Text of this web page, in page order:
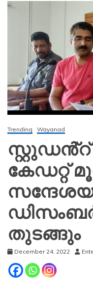
Trending Wayanad
കേഡറ്റ്
തുടങ്ങും
December 24, 2022